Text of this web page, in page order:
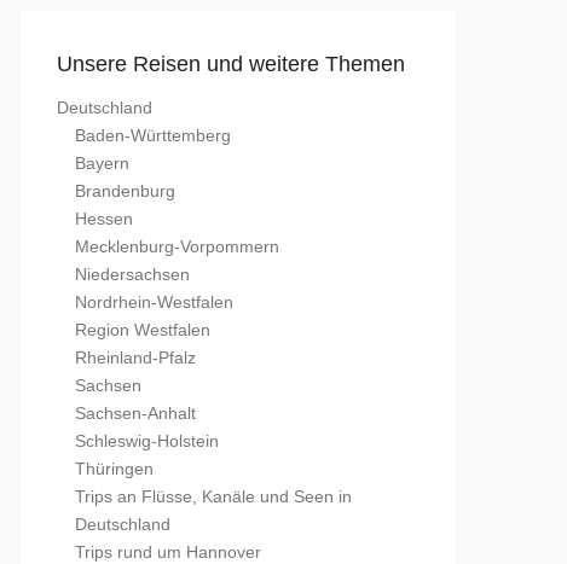
Unsere Reisen und weitere Themen
Deutschland
Baden-Württemberg
Bayern
Brandenburg
Hessen
Mecklenburg-Vorpommern
Niedersachsen
Nordrhein-Westfalen
Region Westfalen
Rheinland-Pfalz
Sachsen
Sachsen-Anhalt
Schleswig-Holstein
Thüringen
Trips an Flüsse, Kanäle und Seen in
Deutschland
Trips rund um Hannover